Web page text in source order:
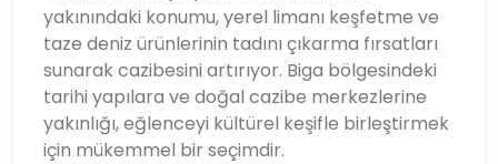
yakınındaki konumu, yerel limanı keşfetme ve
taze deniz ürünlerinin tadını çıkarma fırsatları
sunarak cazibesini artırıyor. Biga bölgesindeki
tarihi yapılara ve doğal cazibe merkezlerine
yakınlığı, eğlenceyi kültürel keşifle birleştirmek
için mükemmel bir seçimdir.